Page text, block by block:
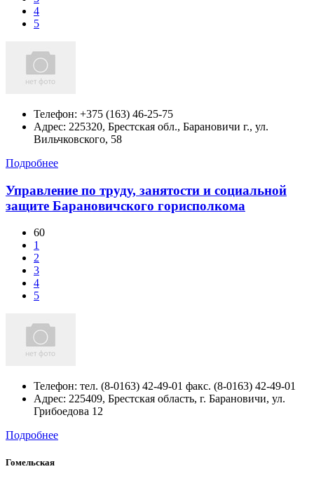
4
5
Телефон: +375 (163) 46-25-75
Адрес: 225320, Брестская обл., Барановичи г., ул.
Вильчковского, 58
Подробнее
Управление по труду, занятости и социальной
защите Барановичского горисполкома
60
1
2
3
4
5
Телефон: тел. (8-0163) 42-49-01 факс. (8-0163) 42-49-01
Адрес: 225409, Брестская область, г. Барановичи, ул.
Грибоедова 12
Подробнее
Гомельская